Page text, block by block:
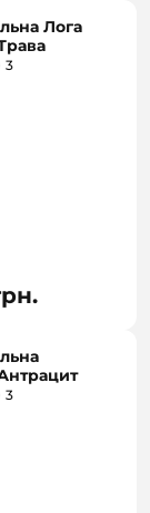
Лога
3
3